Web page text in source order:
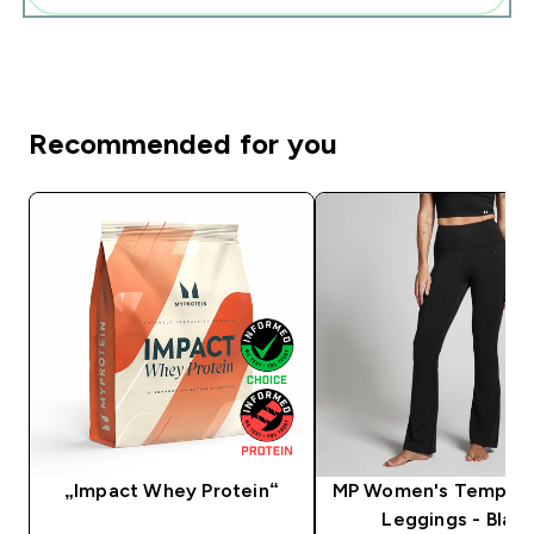
Recommended for you
„Impact Whey Protein“
MP Women's Tempo
Leggings - Black